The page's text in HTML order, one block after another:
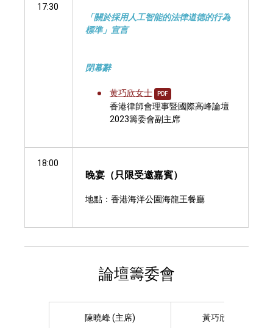
17:30
「關於採用人工智能的法律道德的行為
標準」宣言
閉幕辭
黄巧欣女士 PDF
香港律師會理事暨國際高峰論壇
2023籌委會副主席
18:00
晚宴（只限受邀嘉賓）
地點：香港海洋公園海龍王餐廳
論壇籌委會
陳曉峰 (主席) 黃巧欣 (副主席)